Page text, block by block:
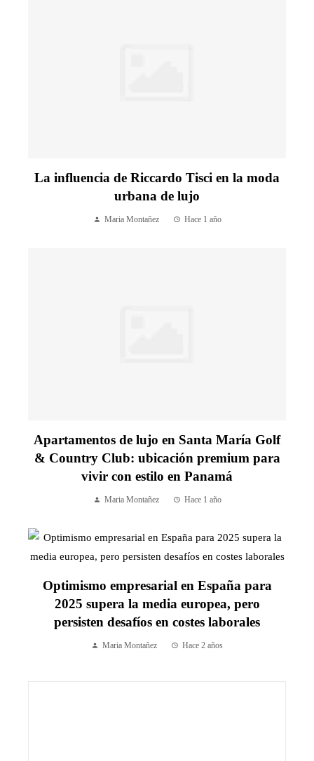
La influencia de Riccardo Tisci en la moda
urbana de lujo
Maria Montañez Hace 1 año
Apartamentos de lujo en Santa María Golf
& Country Club: ubicación premium para
vivir con estilo en Panamá
Maria Montañez Hace 1 año
Optimismo empresarial en España para
2025 supera la media europea, pero
persisten desafíos en costes laborales
Maria Montañez Hace 2 años